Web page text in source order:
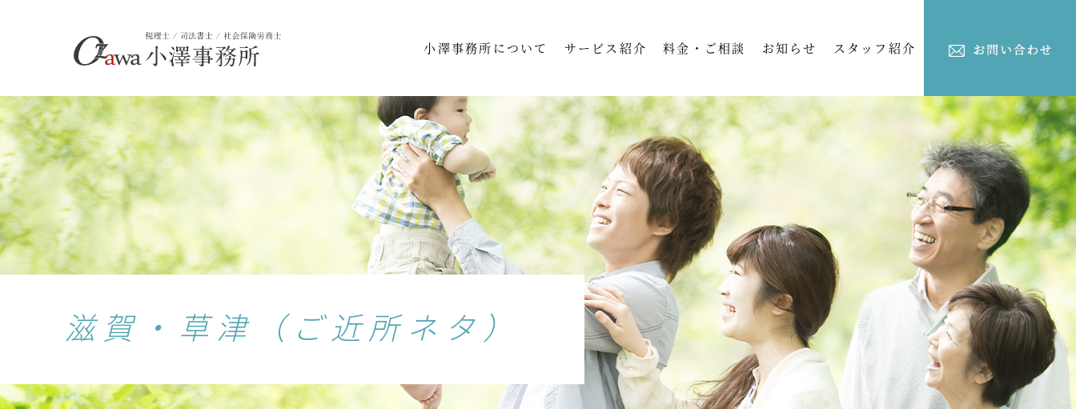
小澤事務所について サービス紹介 料金・ご相談 お知らせ スタッフ紹介
滋賀・草津（ご近所ネタ）